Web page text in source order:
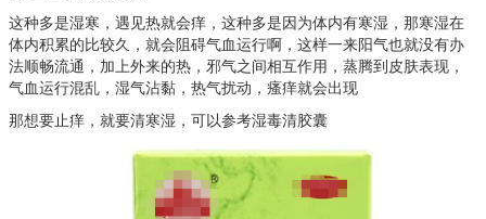
这种多是湿寒，遇见热就会痒，这种多是因为体内有寒湿，那寒湿在
体内积累的比较久，就会阻碍气血运行啊，这样一来阳气也就没有办
法顺畅流通，加上外来的热，邪气之间相互作用，蒸腾到皮肤表现，
气血运行混乱，湿气沾黏，热气扰动，瘙痒就会出现
那想要止痒，就要清寒湿，可以参考湿毒清胶囊